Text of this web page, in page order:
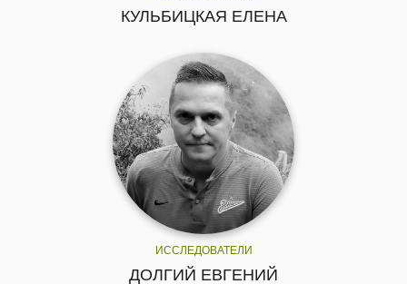
КУЛЬБИЦКАЯ ЕЛЕНА
ИССЛЕДОВАТЕЛИ
ДОЛГИЙ ЕВГЕНИЙ